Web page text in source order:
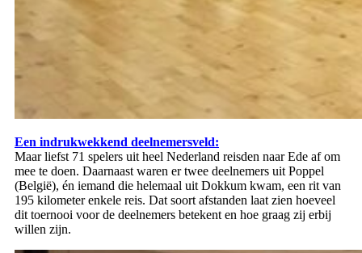
Een indrukwekkend deelnemersveld:
Maar liefst 71 spelers uit heel Nederland reisden naar Ede af om
mee te doen. Daarnaast waren er twee deelnemers uit Poppel
(België), én iemand die helemaal uit Dokkum kwam, een rit van
195 kilometer enkele reis. Dat soort afstanden laat zien hoeveel
dit toernooi voor de deelnemers betekent en hoe graag zij erbij
willen zijn.